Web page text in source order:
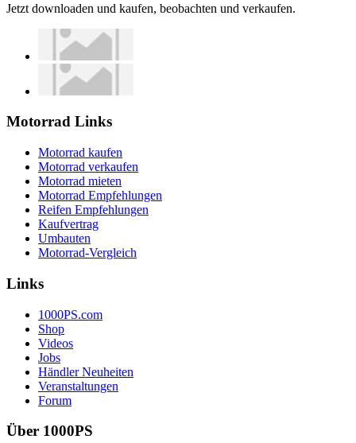
Jetzt downloaden und kaufen, beobachten und verkaufen.
Motorrad Links
Motorrad kaufen
Motorrad verkaufen
Motorrad mieten
Motorrad Empfehlungen
Reifen Empfehlungen
Kaufvertrag
Umbauten
Motorrad-Vergleich
Links
1000PS.com
Shop
Videos
Jobs
Händler Neuheiten
Veranstaltungen
Forum
Über 1000PS